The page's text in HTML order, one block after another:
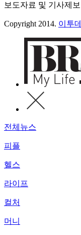
보도자료 및 기사제보
Copyright 2014. 이투
전체뉴스
피플
헬스
라이프
컬처
머니